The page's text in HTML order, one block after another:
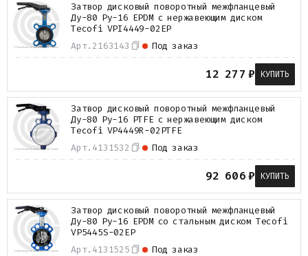
Арт. 2163143 Под заказ
Затвор дисковый поворотный межфланцевый
Ду-80 Ру-16 EPDM с нержавеющим диском
Tecofi VPI4449-02EP
12 277 ₽ КУПИТЬ
Арт. 4131532 Под заказ
Затвор дисковый поворотный межфланцевый
Ду-80 Ру-16 PTFE с нержавеющим диском
Tecofi VP4449R-02PTFE
92 606₽ КУПИТЬ
Арт. 4131525 Под заказ
Затвор дисковый поворотный межфланцевый
Ду-80 Ру-16 EPDM со стальным диском Tecofi
VP5445S-02EP